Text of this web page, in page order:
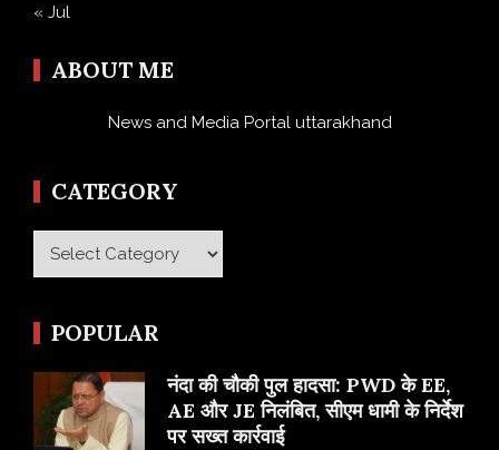
« Jul
ABOUT ME
News and Media Portal uttarakhand
CATEGORY
Category
POPULAR
नंदा की चौकी पुल हादसा: PWD के EE,
AE और JE निलंबित, सीएम धामी के निर्देश
पर सख्त कार्रवाई